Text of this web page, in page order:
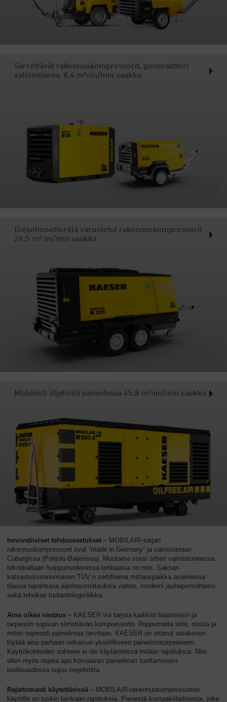
Siirrettävät rakennuskompressorit, generaattori
valinnaisena, 8,4 m³:iin/min saakka
Dieselmoottorilla varustetut rakennuskompressorit
26,5 m³:iin/min saakka
Mobiilisti öljytöntä paineilmaa 45,8 m³:iin/min saakka
Innovatiiviset tehdasasetukset – MOBILAIR-sarjan
rakennuskompressorit ovat ”made in Germany” ja valmistetaan
Coburgissa (Pohjois-Baijerissa). Muutama vuosi sitten valmistuneessa,
tekniikaltaan huippumodernissa tehtaassa on mm. Saksan
katsastusviranomaisen TÜV:n sertifioima mittauspaikka avoimessa
tilassa tapahtuvia äänitasomittauksia varten, moderni jauhepinnoittamo
sekä tehokas tuotantologistiikka.
Aina oikea vastaus – KAESER voi tarjota kaikkiin haasteisiin ja
tarpeisiin sopivan siirrettävän kompressorin. Riippumatta siitä, missä ja
miten nopeasti paineilmaa tarvitaan. KAESER on ottanut asiakseen
löytää aina parhaan ratkaisun yksilölliseen paineilmatarpeeseen.
Käyttökohteiden suhteen ei ole käytännössä mitään rajoituksia. Niin
ollen myös nopea apu korvaavan paineilman tuottamiseen
teollisuudessa sujuu ongelmitta.
Rajattomasti käytettävissä – MOBILAIR-rakennuskompressorien
käytölle on tuskin lainkaan rajoituksia. Pienestä kompaktilaitteesta, joka